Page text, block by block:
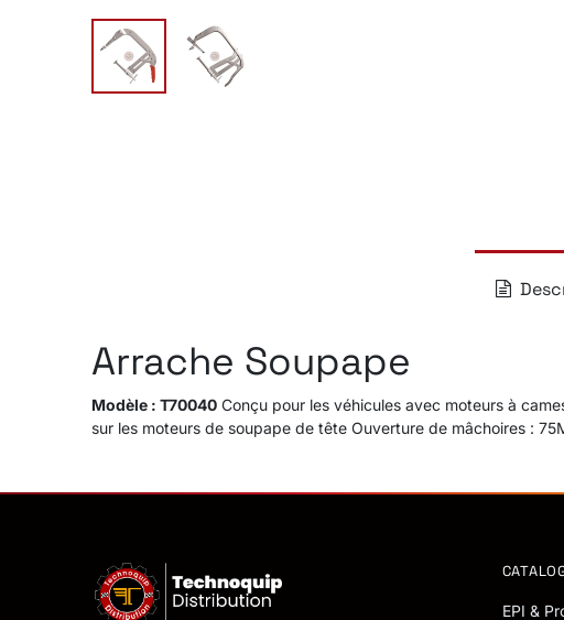
Arrache Soupape
Modèle : T70040Conçu pour les véhicules avec moteurs à
sur les moteurs de soupape de tête Ouverture de mâchoires :
EPI &